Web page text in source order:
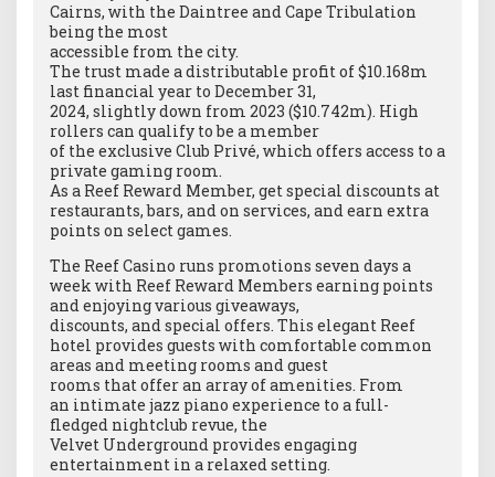
Cairns, with the Daintree and Cape Tribulation
being the most
accessible from the city.
The trust made a distributable profit of $10.168m
last financial year to December 31,
2024, slightly down from 2023 ($10.742m). High
rollers can qualify to be a member
of the exclusive Club Privé, which offers access to a
private gaming room.
As a Reef Reward Member, get special discounts at
restaurants, bars, and on services, and earn extra
points on select games.
The Reef Casino runs promotions seven days a
week with Reef Reward Members earning points
and enjoying various giveaways,
discounts, and special offers. This elegant Reef
hotel provides guests with comfortable common
areas and meeting rooms and guest
rooms that offer an array of amenities. From
an intimate jazz piano experience to a full-
fledged nightclub revue, the
Velvet Underground provides engaging
entertainment in a relaxed setting.